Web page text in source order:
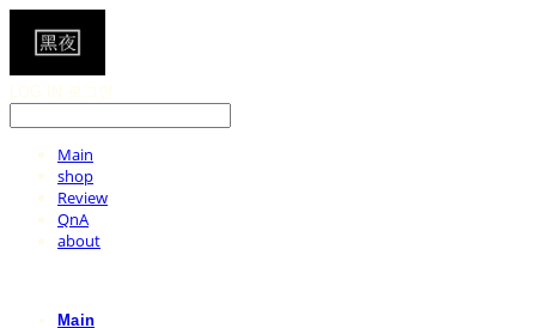
Main
shop
Review
QnA
about
Main